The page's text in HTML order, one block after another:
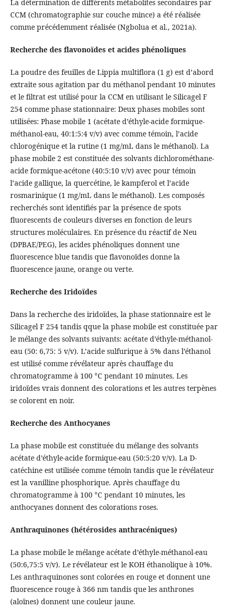
La détermination de différents métabolites secondaires par
CCM (chromatographie sur couche mince) a été réalisée
comme précédemment réalisée (Ngbolua et al., 2021a).
Recherche des flavonoïdes et acides phénoliques
La poudre des feuilles de Lippia multiflora (1 g) est d’abord
extraite sous agitation par du méthanol pendant 10 minutes
et le filtrat est utilisé pour la CCM en utilisant le Silicagel F
254 comme phase stationnaire: Deux phases mobiles sont
utilisées: Phase mobile 1 (acétate d’éthyle-acide formique-
méthanol-eau, 40:1:5:4 v/v) avec comme témoin, l’acide
chlorogénique et la rutine (1 mg/mL dans le méthanol). La
phase mobile 2 est constituée des solvants dichlorométhane-
acide formique-acétone (40:5:10 v/v) avec pour témoin
l’acide gallique, la quercétine, le kampferol et l’acide
rosmarinique (1 mg/mL dans le méthanol). Les composés
recherchés sont identifiés par la présence de spots
fluorescents de couleurs diverses en fonction de leurs
structures moléculaires. En présence du réactif de Neu
(DPBAE/PEG), les acides phénoliques donnent une
fluorescence blue tandis que flavonoïdes donne la
fluorescence jaune, orange ou verte.
Recherche des Iridoïdes
Dans la recherche des iridoïdes, la phase stationnaire est le
Silicagel F 254 tandis qque la phase mobile est constituée par
le mélange des solvants suivants: acétate d’éthyle-méthanol-
eau (50: 6,75: 5 v/v). L’acide sulfurique à 5% dans l’éthanol
est utilisé comme révélateur après chauffage du
chromatogramme à 100 °C pendant 10 minutes. Les
iridoïdes vrais donnent des colorations et les autres terpènes
se colorent en noir.
Recherche des Anthocyanes
La phase mobile est constituée du mélange des solvants
acétate d’éthyle-acide formique-eau (50:5:20 v/v). La D-
catéchine est utilisée comme témoin tandis que le révélateur
est la vanilline phosphorique. Après chauffage du
chromatogramme à 100 °C pendant 10 minutes, les
anthocyanes donnent des colorations roses.
Anthraquinones (hétérosides anthracéniques)
La phase mobile le mélange acétate d’éthyle-méthanol-eau
(50:6,75:5 v/v). Le révélateur est le KOH éthanolique à 10%.
Les anthraquinones sont colorées en rouge et donnent une
fluorescence rouge à 366 nm tandis que les anthrones
(aloïnes) donnent une couleur jaune.